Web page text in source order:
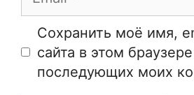
Сайт
Сохранить моё имя,
сайта в этом
последующих моих